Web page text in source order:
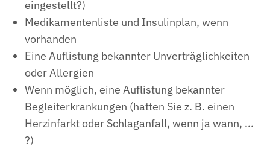
eingestellt?)
Medikamentenliste und Insulinplan, wenn
vorhanden
Eine Auflistung bekannter Unverträglichkeiten
oder Allergien
Wenn möglich, eine Auflistung bekannter
Begleiterkrankungen (hatten Sie z. B. einen
Herzinfarkt oder Schlaganfall, wenn ja wann, ...
?)